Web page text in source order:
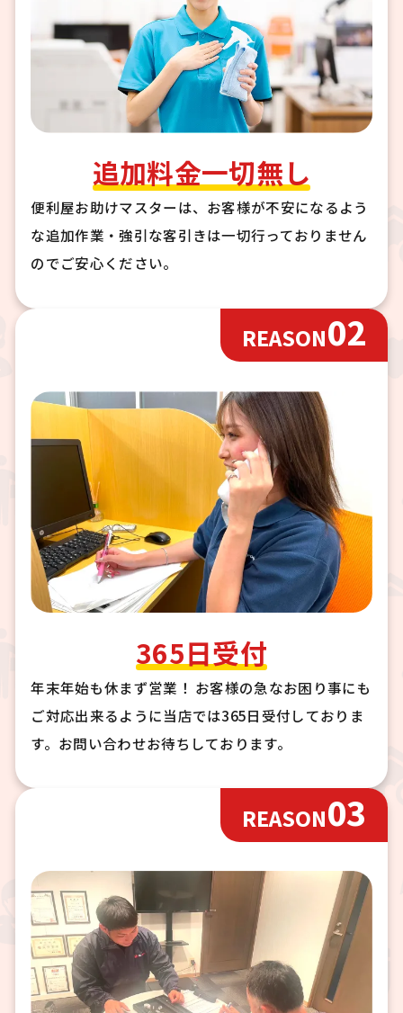
追加料金一切無し
便利屋お助けマスターは、お客様が不安になるよう
な追加作業・強引な客引きは一切行っておりません
のでご安心ください。
REASON02
365日受付
年末年始も休まず営業！ お客様の急なお困り事にも
ご対応出来るように当店では365日受付しておりま
す。お問い合わせお待ちしております。
REASON03